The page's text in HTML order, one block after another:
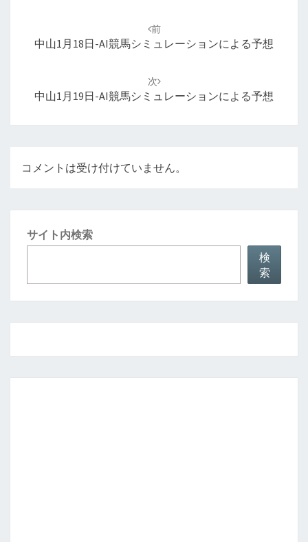
ョ
前
中山1月18日-AI競馬シミュレーションによる予想
次
中山1月19日-AI競馬シミュレーションによる予想
コメントは受け付けていません。
サイト内検索
検
索